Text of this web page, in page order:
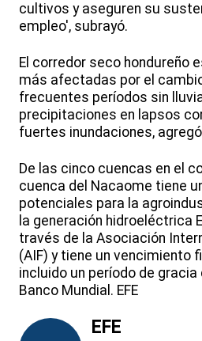
cultivos y aseguren su
empleo', subrayó.
El corredor seco hondureño
más afectadas por el
frecuentes períodos sin
precipitaciones en lapsos
fuertes inundaciones,
De las cinco cuencas en el
cuenca del Nacaome tiene
potenciales para la
la generación hidroeléctrica
través de la Asociación
(AIF) y tiene un vencimiento
incluido un período de gracia
Banco Mundial. EFE
EFE